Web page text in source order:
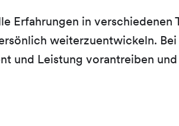
Erfahrungen in verschiedenen
weiterzuentwickeln. Bei
und Leistung vorantreiben